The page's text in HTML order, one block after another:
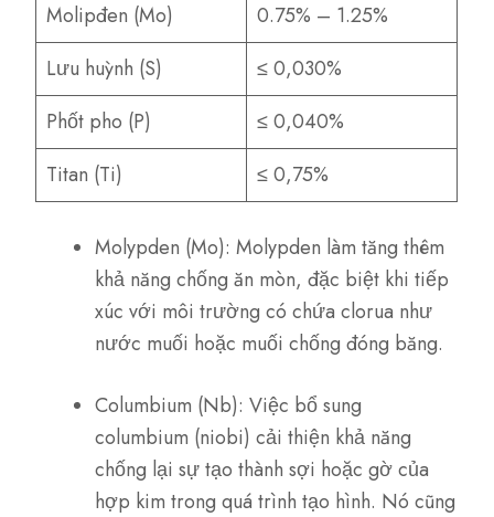
Molipđen (Mo)
0.75% – 1.25%
Lưu huỳnh (S)
≤ 0,030%
Phốt pho (P)
≤ 0,040%
Titan (Ti)
≤ 0,75%
Molypden (Mo): Molypden làm tăng thêm
khả năng chống ăn mòn, đặc biệt khi tiếp
xúc với môi trường có chứa clorua như
nước muối hoặc muối chống đóng băng.
Columbium (Nb): Việc bổ sung
columbium (niobi) cải thiện khả năng
chống lại sự tạo thành sợi hoặc gờ của
hợp kim trong quá trình tạo hình. Nó cũng